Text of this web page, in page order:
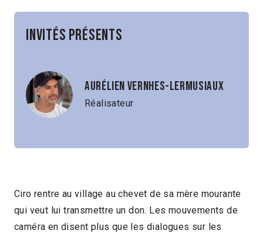
Ciro rentre au village au chevet de sa mère mourante
qui veut lui transmettre un don. Les mouvements de
caméra en disent plus que les dialogues sur les
Invités présents
Aurélien Vernhes-Lermusiaux
Réalisateur